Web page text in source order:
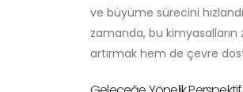
ve büyüme sürecini
zamanda, bu kimyasalların
artırmak hem de çevre